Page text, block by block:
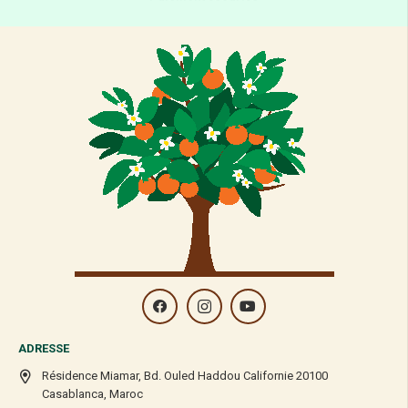
Le yacon, un tubercule d’Amérique du Sud, est une racine qui contient
un sirop sucré. Contrairement à lastévia
et au monk fruit, le sirop de
yacon contient environ 30 calories par portion de 15 ml qui doit être
gardé à l’esprit.
Cette option est un peu différente des autres, non seulement à cause
des calories, mais aussi à cause de son taux de glucides
apparemment élevé. Mais comme une grande partie des glucides du
sirop de yacon provient d’une fibre appelée fructooligosaccharides
(FOS), ces glucides sont soustraits pour obtenir les glucides nets.
Néanmoins, le nombre de glucides nets semble un peu élevé pour un
aliment keto, avec 7,5 grammes par portion de 15 ml. Fait intéressant,
des études montrent que le sirop de yacon peut tout de même être
En raison de la teneur élevée en fibres de cet édulcorant, vous ne
aliments qui ont déjà été cuits.
L’ERYTHRITOL
ADRESSE
Résidence Miamar, Bd. Ouled Haddou Californie 20100
Casablanca, Maroc